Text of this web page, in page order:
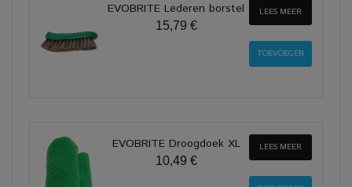
EVOBRITE Lederen borstel
15,79 €
LEES MEER
EVOBRITE Droogdoek XL
10,49 €
LEES MEER